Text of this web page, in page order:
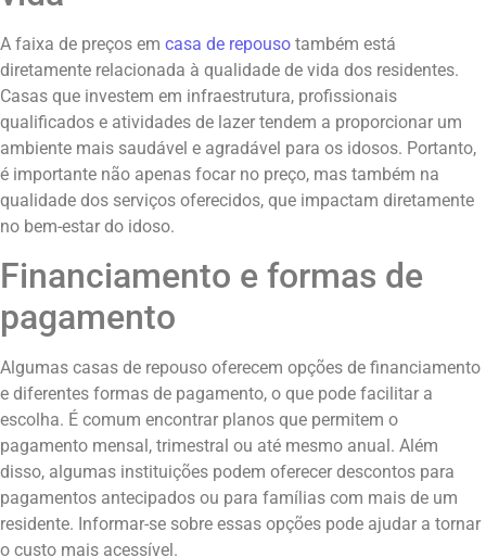
A faixa de preços em casa de repouso também está
diretamente relacionada à qualidade de vida dos residentes.
Casas que investem em infraestrutura, profissionais
qualificados e atividades de lazer tendem a proporcionar um
ambiente mais saudável e agradável para os idosos. Portanto,
é importante não apenas focar no preço, mas também na
qualidade dos serviços oferecidos, que impactam diretamente
no bem-estar do idoso.
Financiamento e formas de
pagamento
Algumas casas de repouso oferecem opções de financiamento
e diferentes formas de pagamento, o que pode facilitar a
escolha. É comum encontrar planos que permitem o
pagamento mensal, trimestral ou até mesmo anual. Além
disso, algumas instituições podem oferecer descontos para
pagamentos antecipados ou para famílias com mais de um
residente. Informar-se sobre essas opções pode ajudar a tornar
o custo mais acessível.